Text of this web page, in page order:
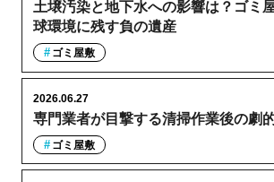
土壌汚染と地下水への影響は？ゴミ
球環境に残す負の遺産
ゴミ屋敷
専門業者が目撃する清掃作業後の劇
2026.06.27
ゴミ屋敷